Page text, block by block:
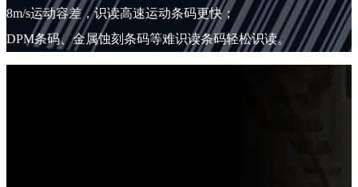
8m/s运动容差，识读高速运动条码更快；
DPM条码、金属蚀刻条码等难识读条码轻松识读。